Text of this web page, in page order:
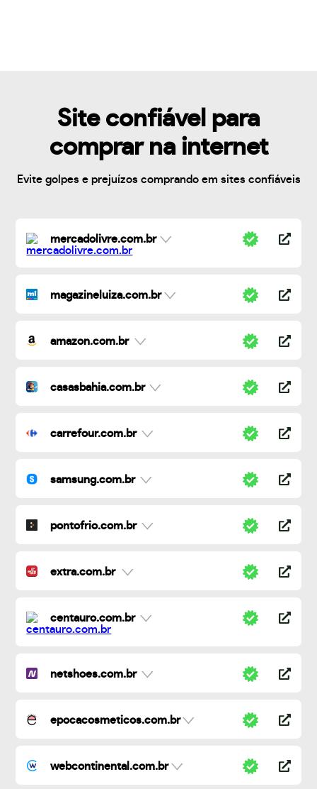
Site confiável para
comprar na internet
Evite golpes e prejuízos comprando em sites confiáveis
mercadolivre.com.br
magazineluiza.com.br
amazon.com.br
casasbahia.com.br
carrefour.com.br
samsung.com.br
pontofrio.com.br
extra.com.br
centauro.com.br
netshoes.com.br
epocacosmeticos.com.br
webcontinental.com.br